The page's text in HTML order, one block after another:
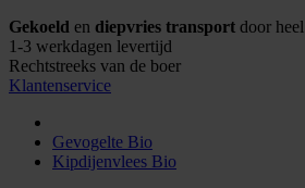
Gekoeld en diepvries transport door
1-3 werkdagen levertijd
Rechtstreeks van de boer
Klantenservice
Gevogelte Bio
Kipdijenvlees Bio